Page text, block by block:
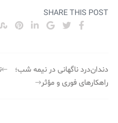
SHARE THIS POST
راهبری
دندان‌درد ناگهانی در نیمه شب؛
راهکارهای فوری و مؤثر